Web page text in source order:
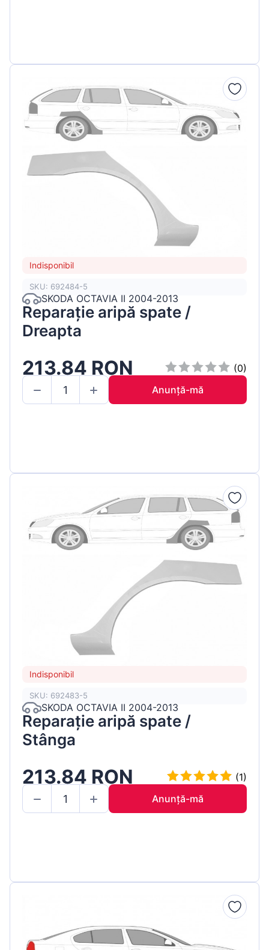
Indisponibil
SKU: 692484-5
SKODA OCTAVIA II 2004-2013
Reparație aripă spate /
Dreapta
213.84 RON
(0)
Anunță-mă
Indisponibil
SKU: 692483-5
SKODA OCTAVIA II 2004-2013
Reparație aripă spate /
Stânga
213.84 RON
(1)
Anunță-mă